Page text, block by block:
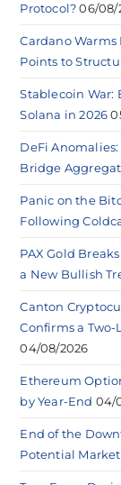
Protocol? 06/08/
Cardano Warms
Points to
Stablecoin War:
Solana in 2026
DeFi
Bridge
Panic on the
Following
PAX Gold
a New Bullish
Canton
Confirms a
04/08/2026
Ethereum
by Year-End 04/
End of the
Potential